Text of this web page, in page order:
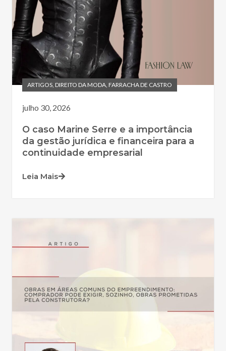
ARTIGOS, DIREITO DA MODA, FARRACHA DE CASTRO
julho 30, 2026
O caso Marine Serre e a importância
da gestão jurídica e financeira para a
continuidade empresarial
Leia Mais